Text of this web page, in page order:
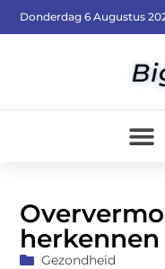
Donderdag 6 Augustus
Gezondheid